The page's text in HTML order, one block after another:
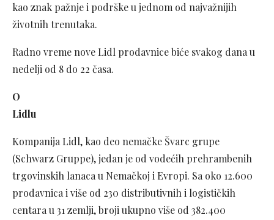
kao znak pažnje i podrške u jednom od najvažnijih
životnih trenutaka.
Radno vreme nove Lidl prodavnice biće svakog dana u
nedelji od 8 do 22 časa.
O
Kompanija Lidl, kao deo nemačke Švarc grupe
(Schwarz Gruppe), jedan je od vodećih prehrambenih
trgovinskih lanaca u Nemačkoj i Evropi. Sa oko 12.600
prodavnica i više od 230 distributivnih i logističkih
centara u 31 zemlji, broji ukupno više od 382.400